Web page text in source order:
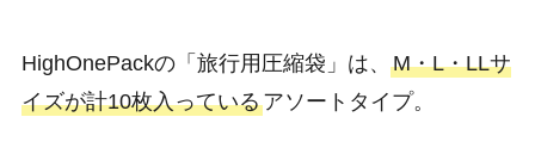
HighOnePackの「旅行用圧縮袋」は、 M・L・LLサ
イズが計10枚入っているアソートタイプ。